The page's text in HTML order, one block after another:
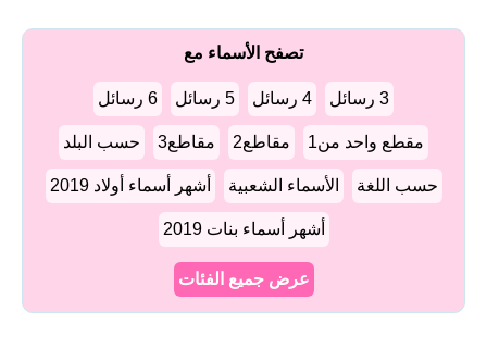
تصفح الأسماء مع
3 رسائل 4 رسائل 5 رسائل 6 رسائل
مقطع واحد من1 مقاطع2 مقاطع3 حسب البلد
حسب اللغة الأسماء الشعبية أشهر أسماء أولاد 2019
أشهر أسماء بنات 2019
عرض جميع الفئات